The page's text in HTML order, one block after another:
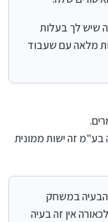
שיש לך בעלות
מלאה עם שעבוד
זה ישות ממונית
הבעיה במשחק
אין זה בעיה